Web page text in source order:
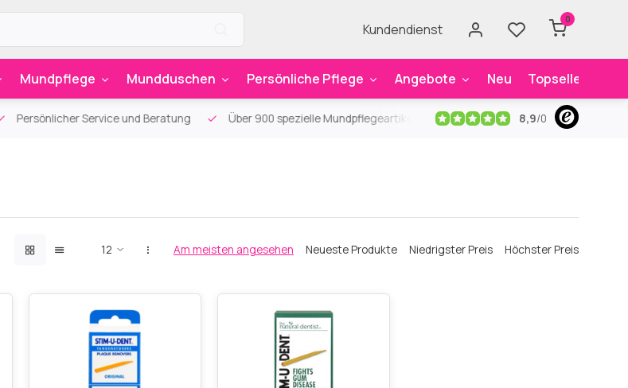
Kundendienst
0
Mundpflege Mundduschen Persönliche Pflege Angebote Neu Topseller
Persönlicher Service und Beratung Über 900 spezielle Mundpflegeartikel Kostenloser Versandab 59€
8,9/0
Am meisten angesehen Neueste Produkte Niedrigster Preis Höchster Preis